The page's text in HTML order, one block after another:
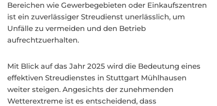
Bereichen wie Gewerbegebieten oder Einkaufszentren
ist ein zuverlässiger Streudienst unerlässlich, um
Unfälle zu vermeiden und den Betrieb
aufrechtzuerhalten.
Mit Blick auf das Jahr 2025 wird die Bedeutung eines
effektiven Streudienstes in Stuttgart Mühlhausen
weiter steigen. Angesichts der zunehmenden
Wetterextreme ist es entscheidend, dass